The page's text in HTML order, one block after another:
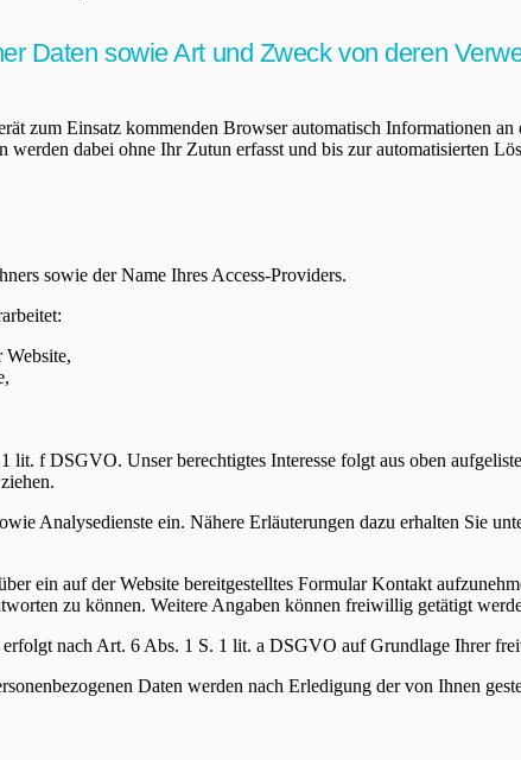
Daten sowie Art und Zweck von deren
zum Einsatz kommenden Browser automatisch Informationen
dabei ohne Ihr Zutun erfasst und bis zur automatisierten
sowie der Name Ihres Access-Providers.
Website,
f DSGVO. Unser berechtigtes Interesse folgt aus oben
Analysedienste ein. Nähere Erläuterungen dazu erhalten Sie
ein auf der Website bereitgestelltes Formular Kontakt
zu können. Weitere Angaben können freiwillig getätigt
nach Art. 6 Abs. 1 S. 1 lit. a DSGVO auf Grundlage Ihrer
Daten werden nach Erledigung der von Ihnen